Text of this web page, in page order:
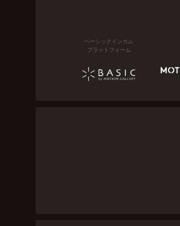
ベーシックインカム
プラットフォーム